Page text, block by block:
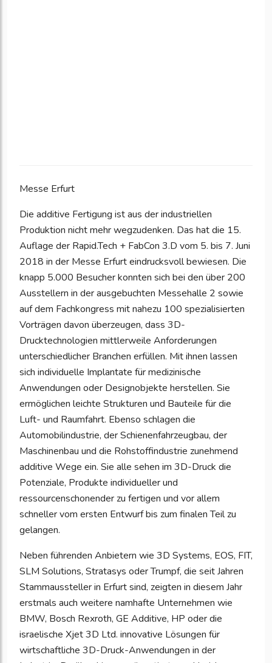
Messe Erfurt
Die additive Fertigung ist aus der industriellen
Produktion nicht mehr wegzudenken. Das hat die 15.
Auflage der Rapid.Tech + FabCon 3.D vom 5. bis 7. Juni
2018 in der Messe Erfurt eindrucksvoll bewiesen. Die
knapp 5.000 Besucher konnten sich bei den über 200
Ausstellern in der ausgebuchten Messehalle 2 sowie
auf dem Fachkongress mit nahezu 100 spezialisierten
Vorträgen davon überzeugen, dass 3D-
Drucktechnologien mittlerweile Anforderungen
unterschiedlicher Branchen erfüllen. Mit ihnen lassen
sich individuelle Implantate für medizinische
Anwendungen oder Designobjekte herstellen. Sie
ermöglichen leichte Strukturen und Bauteile für die
Luft- und Raumfahrt. Ebenso schlagen die
Automobilindustrie, der Schienenfahrzeugbau, der
Maschinenbau und die Rohstoffindustrie zunehmend
additive Wege ein. Sie alle sehen im 3D-Druck die
Potenziale, Produkte individueller und
ressourcenschonender zu fertigen und vor allem
schneller vom ersten Entwurf bis zum finalen Teil zu
gelangen.
Neben führenden Anbietern wie 3D Systems, EOS, FIT,
SLM Solutions, Stratasys oder Trumpf, die seit Jahren
Stammaussteller in Erfurt sind, zeigten in diesem Jahr
erstmals auch weitere namhafte Unternehmen wie
BMW, Bosch Rexroth, GE Additive, HP oder die
israelische Xjet 3D Ltd. innovative Lösungen für
wirtschaftliche 3D-Druck-Anwendungen in der